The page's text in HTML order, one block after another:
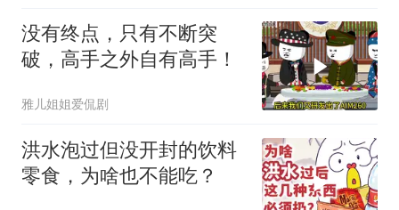
没有终点，只有不断突
破，高手之外自有高手！
雅儿姐姐爱侃剧
洪水泡过但没开封的饮料
零食，为啥也不能吃？